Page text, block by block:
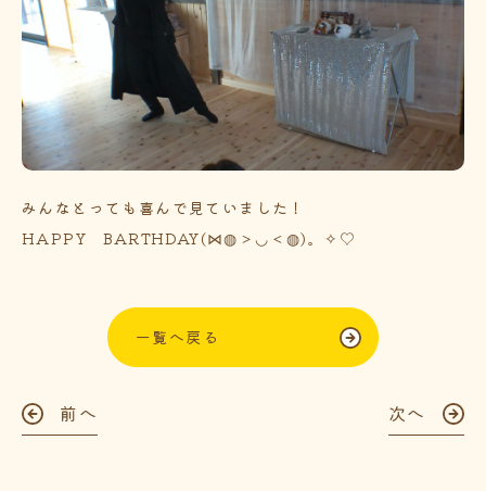
みんなとっても喜んで見ていました！
HAPPY BARTHDAY(⋈◍＞◡＜◍)。✧♡
一覧へ戻る
前へ 次へ